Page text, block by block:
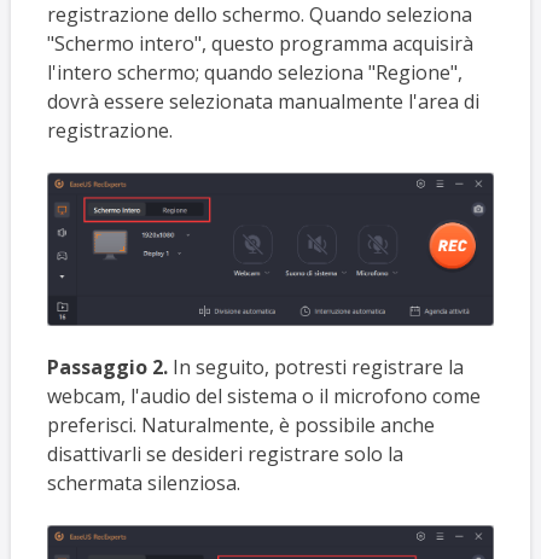
registrazione dello schermo. Quando seleziona
"Schermo intero", questo programma acquisirà
l'intero schermo; quando seleziona "Regione",
dovrà essere selezionata manualmente l'area di
registrazione.
Passaggio 2. In seguito, potresti registrare la
webcam, l'audio del sistema o il microfono come
preferisci. Naturalmente, è possibile anche
disattivarli se desideri registrare solo la
schermata silenziosa.